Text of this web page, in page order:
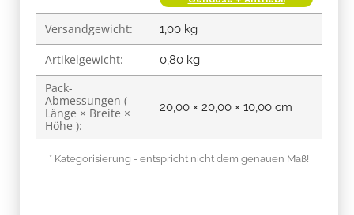
Versandgewicht: 1,00 kg
Artikelgewicht: 0,80 kg
Pack-
Abmessungen (
Länge × Breite ×
Höhe ):
20,00 × 20,00 × 10,00 cm
* Kategorisierung - entspricht nicht dem genauen Maß!